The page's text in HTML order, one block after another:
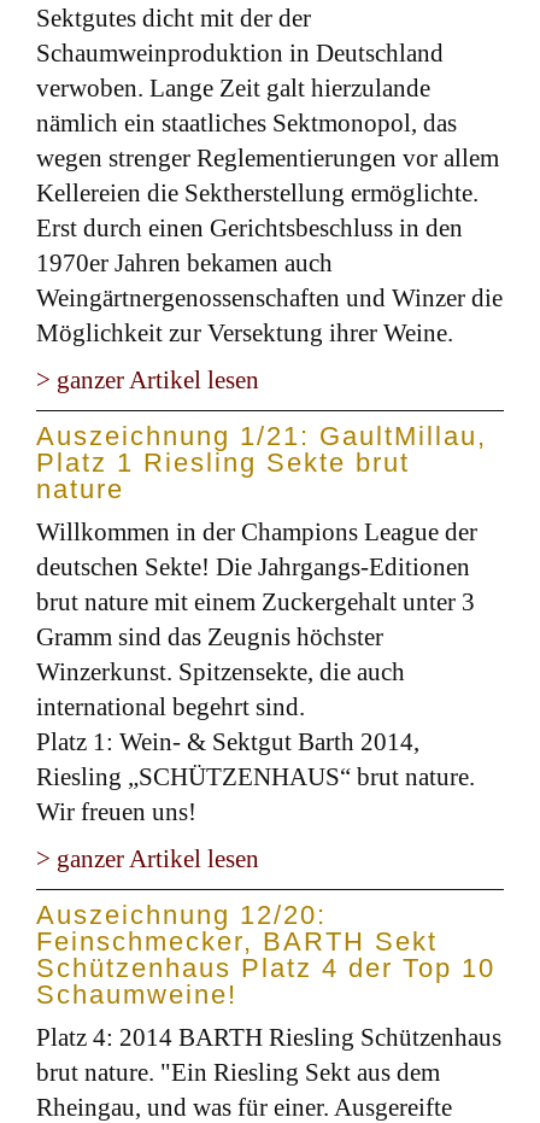
Sektgutes dicht mit der der
Schaumweinproduktion in Deutschland
verwoben. Lange Zeit galt hierzulande
nämlich ein staatliches Sektmonopol, das
wegen strenger Reglementierungen vor allem
Kellereien die Sektherstellung ermöglichte.
Erst durch einen Gerichtsbeschluss in den
1970er Jahren bekamen auch
Weingärtnergenossenschaften und Winzer die
Möglichkeit zur Versektung ihrer Weine.
> ganzer Artikel lesen
Auszeichnung 1/21: GaultMillau,
Platz 1 Riesling Sekte brut
nature
Willkommen in der Champions League der
deutschen Sekte! Die Jahrgangs-Editionen
brut nature mit einem Zuckergehalt unter 3
Gramm sind das Zeugnis höchster
Winzerkunst. Spitzensekte, die auch
international begehrt sind.
Platz 1: Wein- & Sektgut Barth 2014,
Riesling „SCHÜTZENHAUS“ brut nature.
Wir freuen uns!
> ganzer Artikel lesen
Auszeichnung 12/20:
Feinschmecker, BARTH Sekt
Schützenhaus Platz 4 der Top 10
Schaumweine!
Platz 4: 2014 BARTH Riesling Schützenhaus
brut nature. "Ein Riesling Sekt aus dem
Rheingau, und was für einer. Ausgereifte